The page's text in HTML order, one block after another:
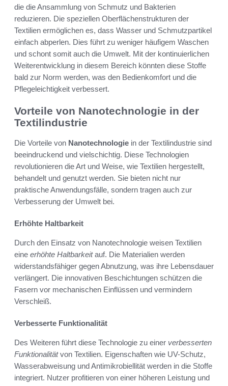
die die Ansammlung von Schmutz und Bakterien
reduzieren. Die speziellen Oberflächenstrukturen der
Textilien ermöglichen es, dass Wasser und Schmutzpartikel
einfach abperlen. Dies führt zu weniger häufigem Waschen
und schont somit auch die Umwelt. Mit der kontinuierlichen
Weiterentwicklung in diesem Bereich könnten diese Stoffe
bald zur Norm werden, was den Bedienkomfort und die
Pflegeleichtigkeit verbessert.
Vorteile von Nanotechnologie in der
Textilindustrie
Die Vorteile von Nanotechnologie in der Textilindustrie sind
beeindruckend und vielschichtig. Diese Technologien
revolutionieren die Art und Weise, wie Textilien hergestellt,
behandelt und genutzt werden. Sie bieten nicht nur
praktische Anwendungsfälle, sondern tragen auch zur
Verbesserung der Umwelt bei.
Erhöhte Haltbarkeit
Durch den Einsatz von Nanotechnologie weisen Textilien
eine erhöhte Haltbarkeitauf. Die Materialien werden
widerstandsfähiger gegen Abnutzung, was ihre Lebensdauer
verlängert. Die innovativen Beschichtungen schützen die
Fasern vor mechanischen Einflüssen und vermindern
Verschleiß.
Verbesserte Funktionalität
Des Weiteren führt diese Technologie zu einer verbesserten
Funktionalitätvon Textilien. Eigenschaften wie UV-Schutz,
Wasserabweisung und Antimikrobiellität werden in die Stoffe
integriert. Nutzer profitieren von einer höheren Leistung und